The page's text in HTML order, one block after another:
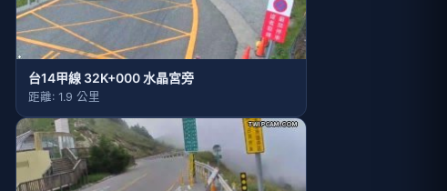
台14甲線 32K+000 水晶宮旁
距離: 1.9 公里